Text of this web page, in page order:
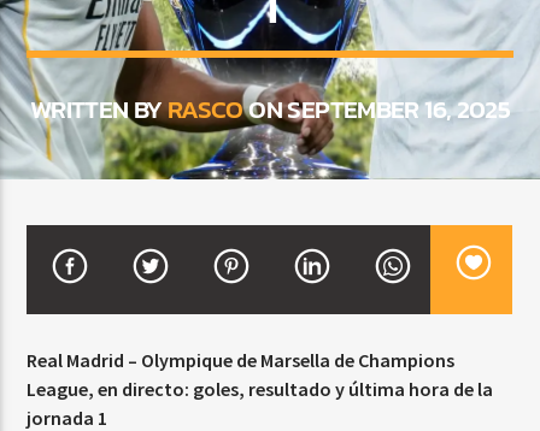
CURRENT SHOW
DJ MIX
12:00 AM 2:00 AM
Beone Radio
WRITTEN BYRASCOON SEPTEMBER 16, 2025
Real Madrid – Olympique de Marsella de Champions
League, en directo: goles, resultado y última hora de la
jornada 1